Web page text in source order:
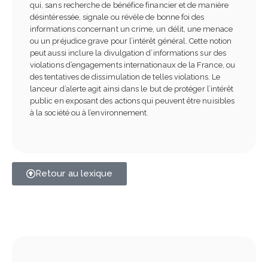
qui, sans recherche de bénéfice financier et de manière
désintéressée, signale ou révèle de bonne foi des
informations concernant un crime, un délit, une menace
ou un préjudice grave pour l’intérêt général. Cette notion
peut aussi inclure la divulgation d’informations sur des
violations d’engagements internationaux de la France, ou
des tentatives de dissimulation de telles violations. Le
lanceur d’alerte agit ainsi dans le but de protéger l’intérêt
public en exposant des actions qui peuvent être nuisibles
à la société ou à l’environnement.
Retour au lexique